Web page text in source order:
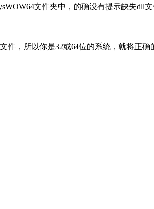
文件夹中，的确没有提示缺失dll
，所以你是32或64位的系统，就将正确